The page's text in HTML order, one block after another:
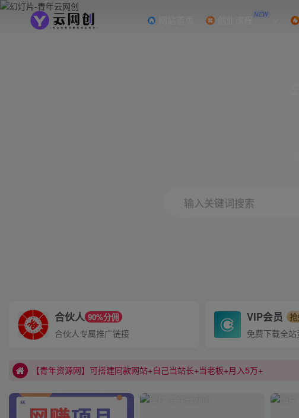
创业课程 NEW
输入关键词搜索
合伙人 90%分佣
合伙人专属推广链接
VIP会员
免费下载全站
【青年云资源网】开通会员全站资料免费学习+减少信息差+降低试错成
【青年云资源网】开通会员全站资料免费学习+减少信息差+降低试错成本
【青年资源网】可搭建同款网站+自己当站长+当老板+月入5万+